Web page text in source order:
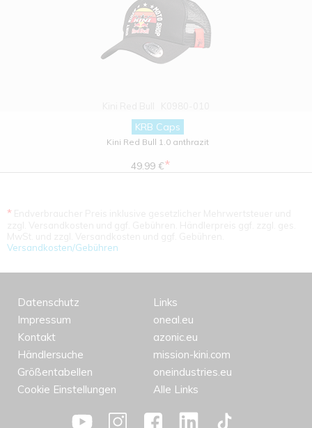
KRB Caps
Kini Red Bull 1.0 anthrazit
49.99 €*
*
Versandkosten/Gebühren
Datenschutz
Impressum
Kontakt
Händlersuche
Größentabellen
Cookie Einstellungen
Links
oneal.eu
azonic.eu
mission-kini.com
oneindustries.eu
Alle Links